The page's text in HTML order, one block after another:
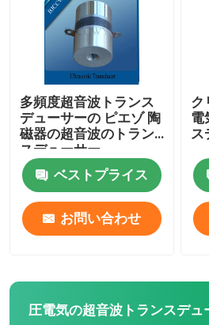
多頻度超音波トランス
デューサーの ピエゾ 陶
磁器の超音波のトラン
スデューサー
ベストプライス
お問い合わせ
ク
電
ス
圧電気の超音波トランスデュ